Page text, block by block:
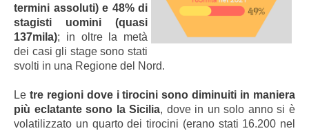
termini assoluti) e 48% di
stagisti uomini (quasi
137mila); in oltre la metà
dei casi gli stage sono stati
svolti in una Regione del Nord.
Le tre regioni dove i tirocini sono diminuiti in maniera
più eclatante sono la Sicilia, dove in un solo anno si è
volatilizzato un quarto dei tirocini (erano stati 16.200 nel